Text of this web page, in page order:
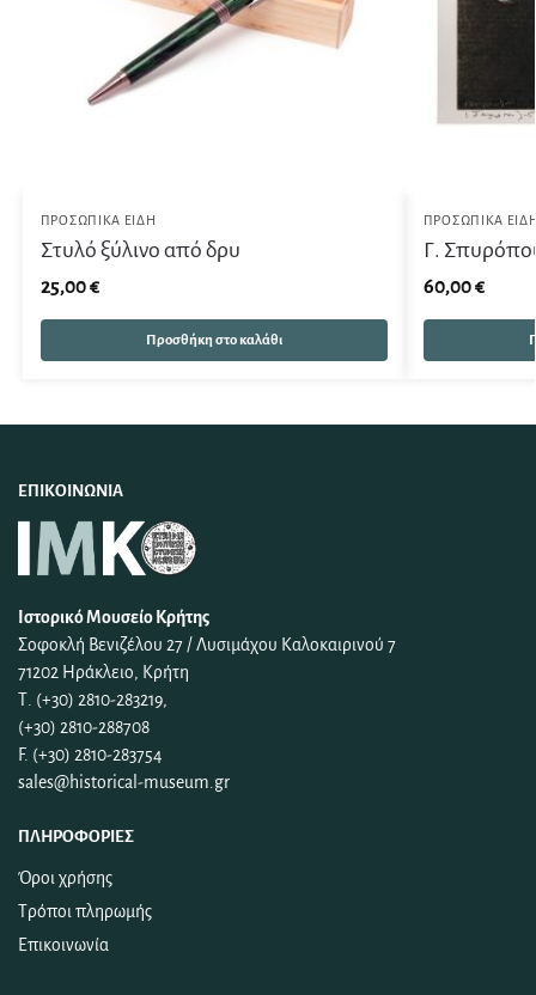
ΠΡΟΣΩΠΙΚΆ ΕΊΔΗ
Στυλό ξύλινο από δρυ
25,00€
Προσθήκη στο καλάθι
ΠΡΟΣΩΠΙΚΆ
Γ.
60,00€
ΕΠΙΚΟΙΝΩΝΊΑ
Ιστορικό Μουσείο Κρήτης
Σοφοκλή Βενιζέλου 27 / Λυσιμάχου Καλοκαιρινού 7
71202 Ηράκλειο, Κρήτη
Τ. (+30) 2810-283219,
(+30) 2810-288708
F. (+30) 2810-283754
sales@historical-museum.gr
ΠΛΗΡΟΦΟΡΊΕΣ
Όροι χρήσης
Τρόποι πληρωμής
Επικοινωνία